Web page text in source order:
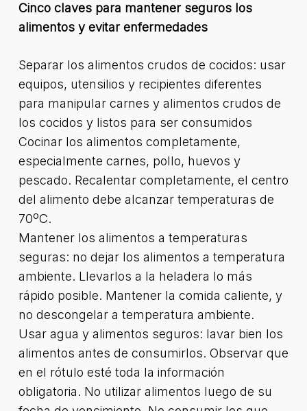
Cinco claves para mantener seguros los
alimentos y evitar enfermedades
Separar los alimentos crudos de cocidos: usar
equipos, utensilios y recipientes diferentes
para manipular carnes y alimentos crudos de
los cocidos y listos para ser consumidos
Cocinar los alimentos completamente,
especialmente carnes, pollo, huevos y
pescado. Recalentar completamente, el centro
del alimento debe alcanzar temperaturas de
70ºC.
Mantener los alimentos a temperaturas
seguras: no dejar los alimentos a temperatura
ambiente. Llevarlos a la heladera lo más
rápido posible. Mantener la comida caliente, y
no descongelar a temperatura ambiente.
Usar agua y alimentos seguros: lavar bien los
alimentos antes de consumirlos. Observar que
en el rótulo esté toda la información
obligatoria. No utilizar alimentos luego de su